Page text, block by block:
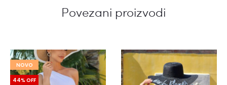
Povezani proizvodi
NOVO
44% OFF